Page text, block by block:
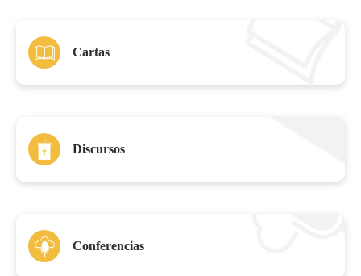
Cartas
Discursos
Conferencias